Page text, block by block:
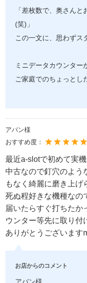
「差枚数で、奥さん
(笑)」
この一文に、思わずス
ミニデータカウンター
ご家庭でのちょっとし
アバン様
おすすめ度：
最近a-slotで初めて実
中古なので釘穴のよう
もなく綺麗に磨き上げ
死ぬ程好きな機種なの
届いたらすぐ打ちたか
ウンター等先に取り付
ありがとうございます
お店からのコメント